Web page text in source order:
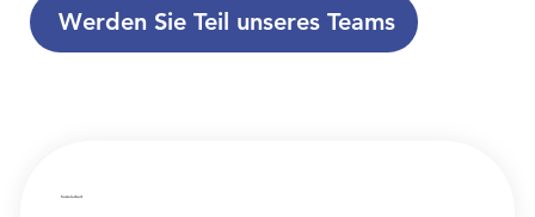
Werden Sie Teil unseres Teams
Sozialarbeit